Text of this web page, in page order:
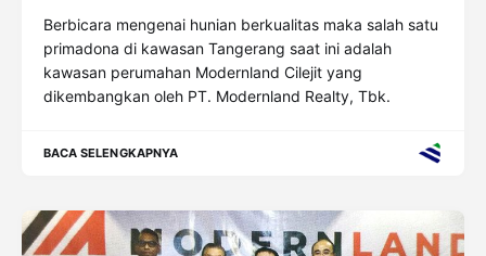
Berbicara mengenai hunian berkualitas maka salah satu
primadona di kawasan Tangerang saat ini adalah
kawasan perumahan Modernland Cilejit yang
dikembangkan oleh PT. Modernland Realty, Tbk.
BACA SELENGKAPNYA